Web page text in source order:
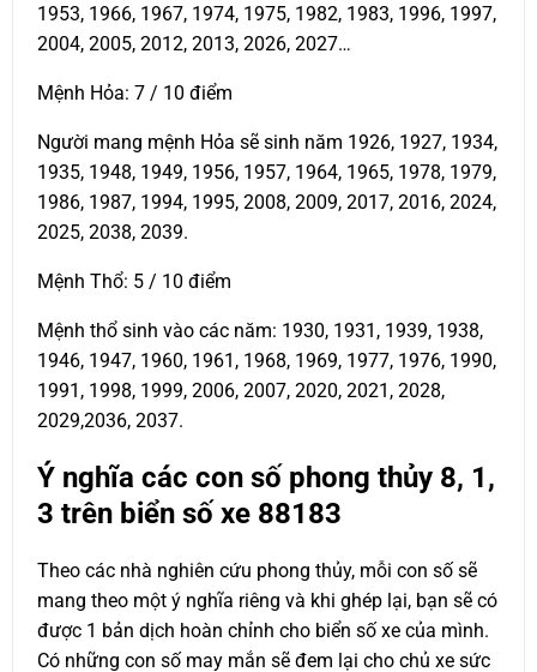
1953, 1966, 1967, 1974, 1975, 1982, 1983, 1996, 1997,
2004, 2005, 2012, 2013, 2026, 2027…
Mệnh Hỏa: 7 / 10 điểm
Người mang mệnh Hỏa sẽ sinh năm 1926, 1927, 1934,
1935, 1948, 1949, 1956, 1957, 1964, 1965, 1978, 1979,
1986, 1987, 1994, 1995, 2008, 2009, 2017, 2016, 2024,
2025, 2038, 2039.
Mệnh Thổ: 5 / 10 điểm
Mệnh thổ sinh vào các năm: 1930, 1931, 1939, 1938,
1946, 1947, 1960, 1961, 1968, 1969, 1977, 1976, 1990,
1991, 1998, 1999, 2006, 2007, 2020, 2021, 2028,
2029,2036, 2037.
Ý nghĩa các con số phong thủy 8, 1,
3 trên biển số xe 88183
Theo các nhà nghiên cứu phong thủy, mỗi con số sẽ
mang theo một ý nghĩa riêng và khi ghép lại, bạn sẽ có
được 1 bản dịch hoàn chỉnh cho biển số xe của mình.
Có những con số may mắn sẽ đem lại cho chủ xe sức